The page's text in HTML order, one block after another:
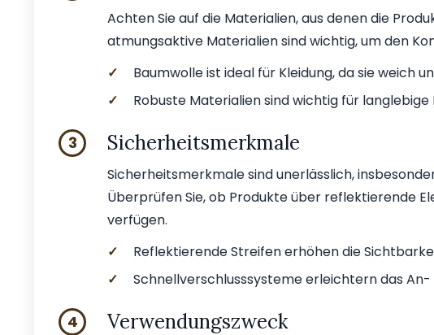
Achten Sie auf die Materialien, aus denen die
atmungsaktive Materialien sind wichtig, um den
✓
Baumwolle ist ideal für Kleidung, da sie weich
✓
Robuste Materialien sind wichtig für
3 Sicherheitsmerkmale
Sicherheitsmerkmale sind unerlässlich,
Überprüfen Sie, ob Produkte über reflektierende
verfügen.
✓
Reflektierende Streifen erhöhen die
✓
Schnellverschlusssysteme erleichtern das An-
4 Verwendungszweck